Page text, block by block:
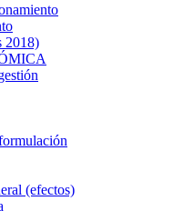
2018)
(efectos)